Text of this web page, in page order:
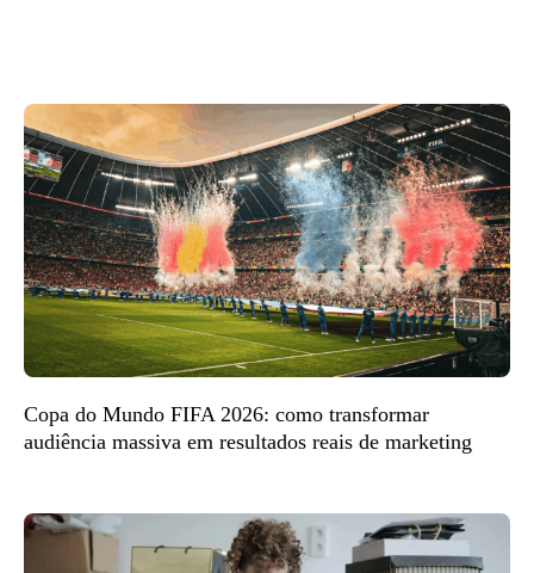
Copa do Mundo FIFA 2026: como transformar
audiência massiva em resultados reais de marketing